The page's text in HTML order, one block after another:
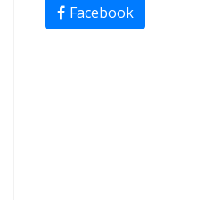
Facebook